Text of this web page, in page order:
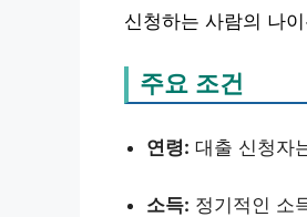
신청하는 사람의 나
주요 조건
연령: 대출 신청자
소득: 정기적인 소